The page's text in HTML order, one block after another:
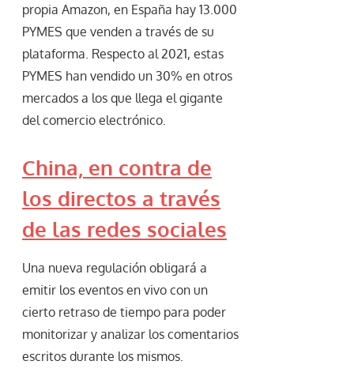
propia Amazon, en España hay 13.000
PYMES que venden a través de su
plataforma. Respecto al 2021, estas
PYMES han vendido un 30% en otros
mercados a los que llega el gigante
del comercio electrónico.
China, en contra de
los directos a través
de las redes sociales
Una nueva regulación obligará a
emitir los eventos en vivo con un
cierto retraso de tiempo para poder
monitorizar y analizar los comentarios
escritos durante los mismos.